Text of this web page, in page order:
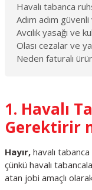
Havalı tabanca
Adım adım
Avcılık yasağı ve
Olası cezalar ve
Neden faturalı
1. Havalı
Gerektirir
Hayır, havalı
çünkü havalı
atan jobi amaçlı